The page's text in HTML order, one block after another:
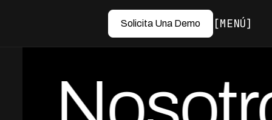
Solicita Una Demo MENÚ